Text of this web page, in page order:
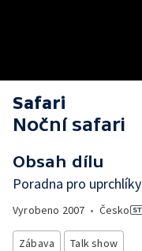
Safari
Noční safari
Obsah dílu
Poradna pro uprchlíky
Vyrobeno 2007 • Česko
Zábava Talk show